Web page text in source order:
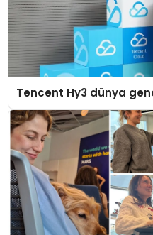
Tencent Hy3 dünya